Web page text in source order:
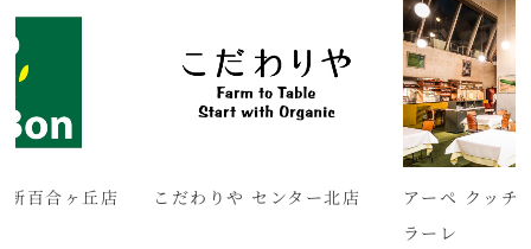
百合ヶ丘店
こだわりや センター北店
アーペ クッチ
ラーレ